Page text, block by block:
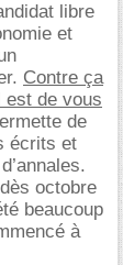
libre
et
Contre ça
est de vous
de
écrits et
octobre
beaucoup
à